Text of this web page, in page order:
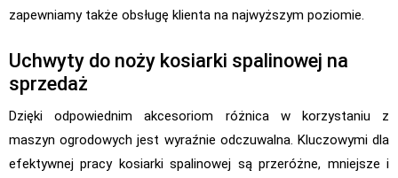
zapewniamy także obsługę klienta na najwyższym poziomie.
Uchwyty do noży kosiarki spalinowej na
sprzedaż
Dzięki odpowiednim akcesoriom różnica w korzystaniu z
maszyn ogrodowych jest wyraźnie odczuwalna. Kluczowymi dla
efektywnej pracy kosiarki spalinowej są przeróżne, mniejsze i